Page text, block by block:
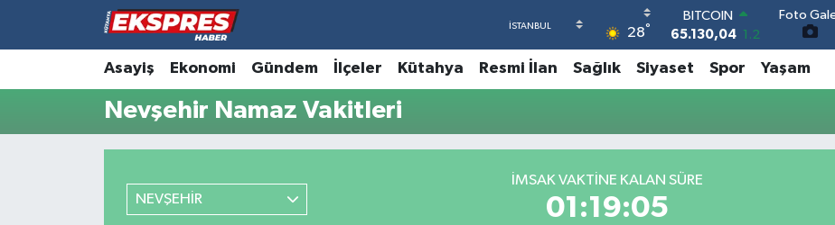
28°
BITCOIN
65.130,04 1.2
DOLAR
47,7106 0.17
EURO
64,4046 0.35
6648.99
Foto
Asayiş Ekonomi Gündem İlçeler Kütahya Resmi İlan Sağlık Siyaset Spor Yaşam
Nevşehir Namaz Vakitleri
NEVŞEHİR
İMSAK VAKTINE KALAN SÜRE
01:19:05
Altıntaş
Biyografiler
Hava Durumu
Trafik Durumu
Tüm Manşetler